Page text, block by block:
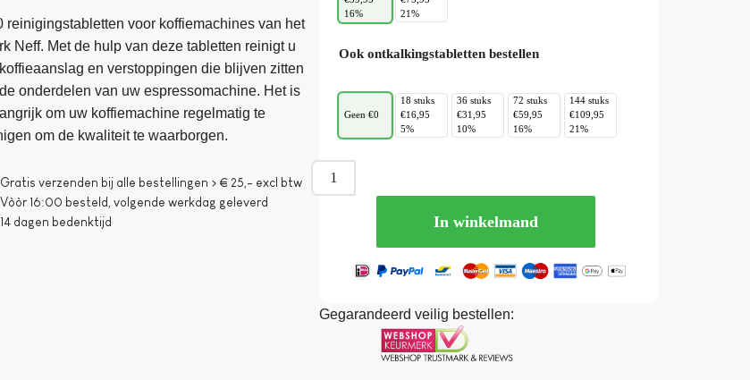
reinigingstabletten voor koffiemachines van het
Neff. Met de hulp van deze tabletten reinigt u
en verstoppingen die blijven zitten
onderdelen van uw espressomachine. Het is
om uw koffiemachine regelmatig te
om de kwaliteit te waarborgen.
Gratis verzenden bij alle bestellingen > € 25,- excl btw
Vòòr 16:00 besteld, volgende werkdag geleverd
14 dagen bedenktijd
16%
21%
Ook ontkalkingstabletten bestellen
Geen €0
18 stuks
€16,95
5%
36 stuks
€31,95
10%
72 stuks
€59,95
16%
144 stuks
€109,95
21%
In winkelmand
Gegarandeerd veilig bestellen: